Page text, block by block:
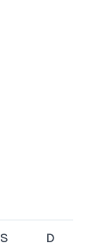
S D